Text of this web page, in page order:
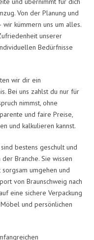
Von der Planung und
kümmern uns um alles.
unserer
Bedürfnisse
wir dir ein
Bei uns zahlst du nur für
nimmst, ohne
und faire Preise,
und kalkulieren kannst.
sind bestens geschult und
Branche. Sie wissen
umgehen und
von Braunschweig nach
eine sichere Verpackung
und persönlichen